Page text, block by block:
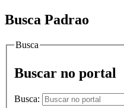
Busca Padrao
Busca
Buscar no portal
Busca: